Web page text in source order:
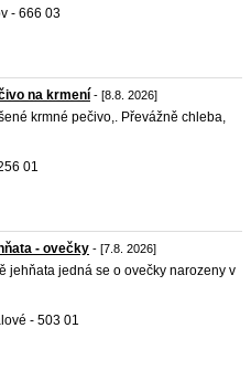
- 666 03
na krmení - [8.8. 2026]
krmné pečivo,. Převážně chleba,
01
- ovečky - [7.8. 2026]
jehňata jedná se o ovečky narozeny v
- 503 01